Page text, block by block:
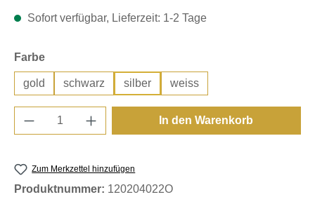
Sofort verfügbar, Lieferzeit: 1-2 Tage
Farbeauswählen
gold schwarz silber weiss
Produkt Anzahl: Gib den gewünschten
In den Warenkorb
Zum Merkzettel hinzufügen
Produktnummer: 120204022O